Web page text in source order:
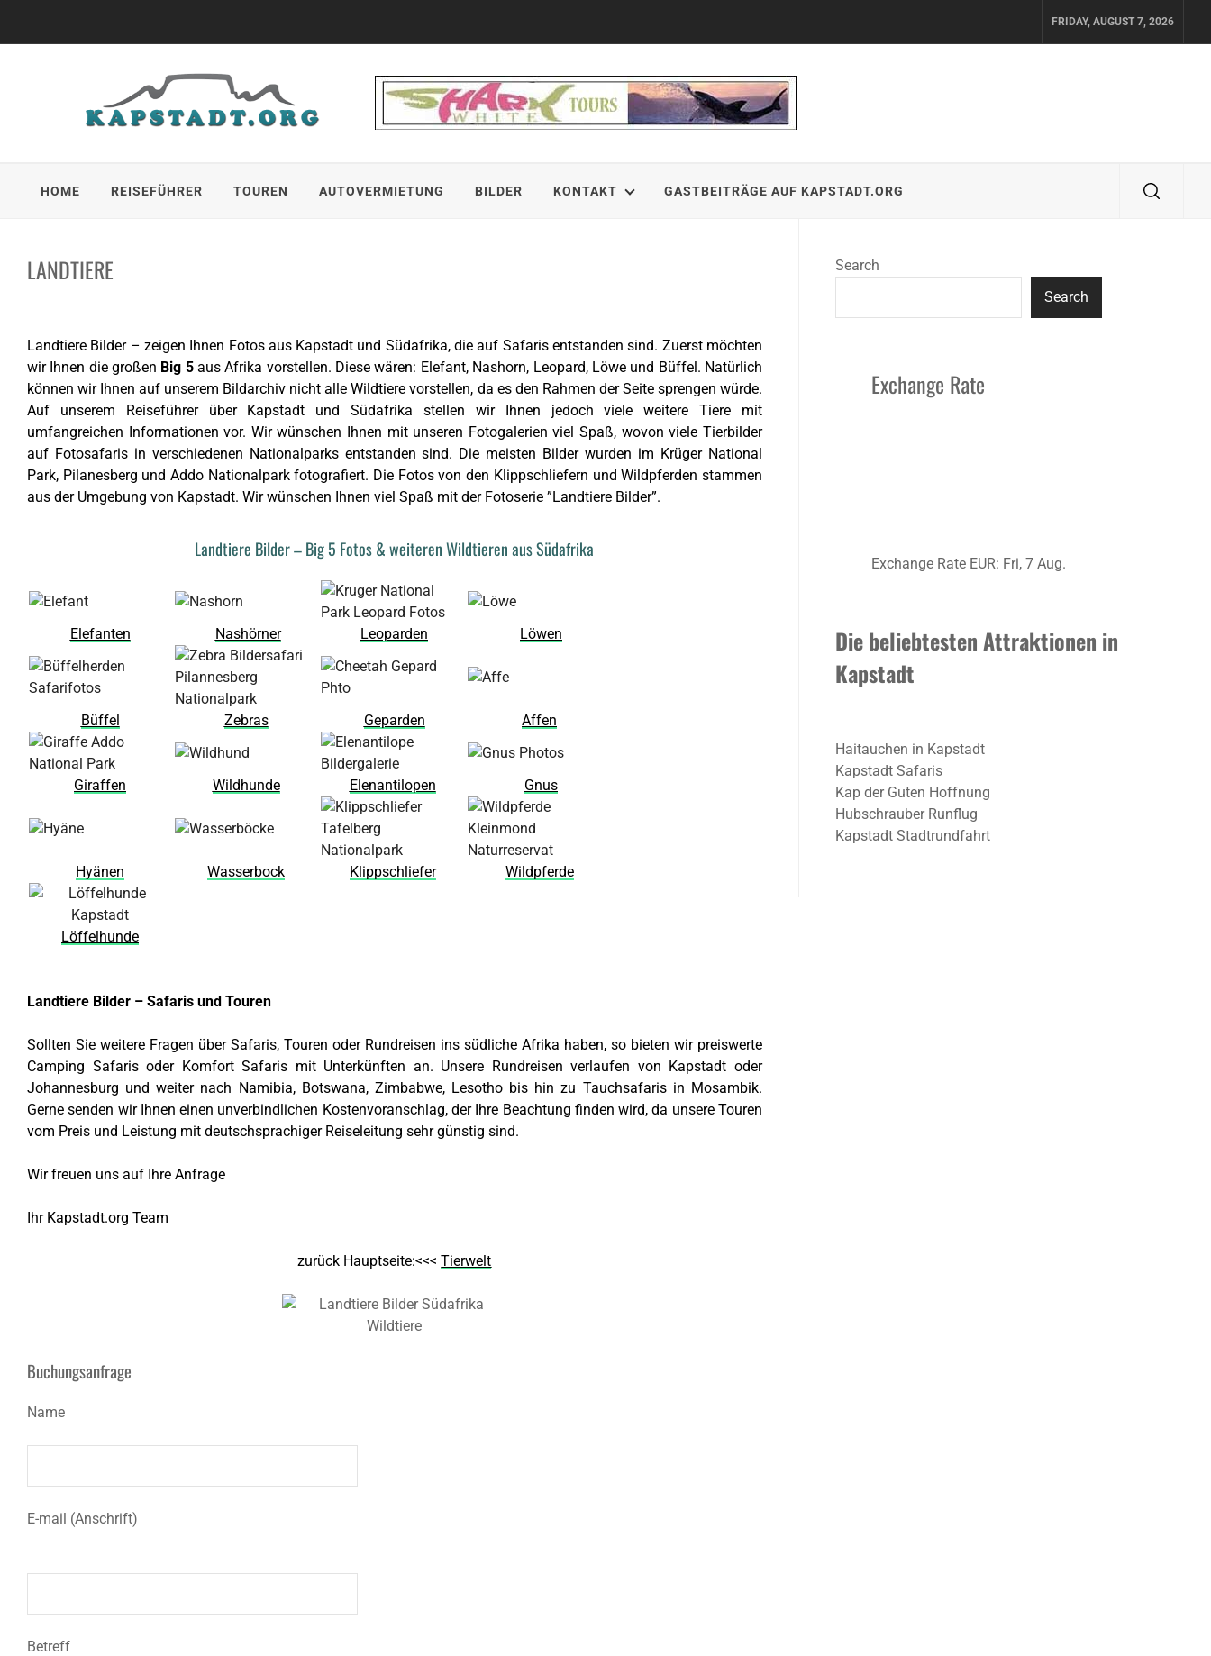
FRIDAY, AUGUST 7, 2026
HOME REISEFÜHRER TOUREN AUTOVERMIETUNG BILDER KONTAKT GASTBEITRÄGE AUF KAPSTADT.ORG
LANDTIERE
Landtiere Bilder – zeigen Ihnen Fotos aus Kapstadt und Südafrika, die auf Safaris entstanden sind. Zuerst möchten
wir Ihnen die großen Big 5aus Afrika vorstellen. Diese wären: Elefant, Nashorn, Leopard, Löwe und Büffel. Natürlich
können wir Ihnen auf unserem Bildarchiv nicht alle Wildtiere vorstellen, da es den Rahmen der Seite sprengen würde.
Auf unserem Reiseführer über Kapstadt und Südafrika stellen wir Ihnen jedoch viele weitere Tiere mit
umfangreichen Informationen vor. Wir wünschen Ihnen mit unseren Fotogalerien viel Spaß, wovon viele Tierbilder
auf Fotosafaris in verschiedenen Nationalparks entstanden sind. Die meisten Bilder wurden im Krüger National
Park, Pilanesberg und Addo Nationalpark fotografiert. Die Fotos von den Klippschliefern und Wildpferden stammen
aus der Umgebung von Kapstadt. Wir wünschen Ihnen viel Spaß mit der Fotoserie ”Landtiere Bilder”.
Landtiere Bilder – Big 5 Fotos & weiteren Wildtieren aus Südafrika
Elefanten Nashörner Leoparden Löwen
Büffel Zebras Geparden Affen
Giraffen Wildhunde Elenantilopen Gnus
Hyänen Wasserbock Klippschliefer Wildpferde
Löffelhunde
Landtiere Bilder – Safaris und Touren
Sollten Sie weitere Fragen über Safaris, Touren oder Rundreisen ins südliche Afrika haben, so bieten wir preiswerte
Camping Safaris oder Komfort Safaris mit Unterkünften an. Unsere Rundreisen verlaufen von Kapstadt oder
Johannesburg und weiter nach Namibia, Botswana, Zimbabwe, Lesotho bis hin zu Tauchsafaris in Mosambik.
Gerne senden wir Ihnen einen unverbindlichen Kostenvoranschlag, der Ihre Beachtung finden wird, da unsere Touren
vom Preis und Leistung mit deutschsprachiger Reiseleitung sehr günstig sind.
Wir freuen uns auf Ihre Anfrage
Ihr Kapstadt.org Team
zurück Hauptseite:<<<Tierwelt
Buchungsanfrage
Name
E-mail (Anschrift)
Betreff
Search
Search
Exchange Rate
Exchange Rate EUR: Fri, 7 Aug.
Die beliebtesten Attraktionen in
Kapstadt
Haitauchen in Kapstadt
Kapstadt Safaris
Kap der Guten Hoffnung
Hubschrauber Runflug
Kapstadt Stadtrundfahrt